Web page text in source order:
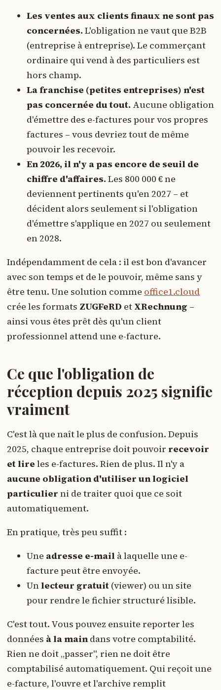
Les ventes aux clients finaux ne sont pas
concernées. L'obligation ne vaut que B2B
(entreprise à entreprise). Le commerçant
ordinaire qui vend à des particuliers est
hors champ.
La franchise (petites entreprises) n'est
pas concernée du tout. Aucune obligation
d'émettre des e-factures pour vos propres
factures – vous devriez tout de même
pouvoir les recevoir.
En 2026, il n'y a pas encore de seuil de
chiffre d'affaires. Les 800 000 € ne
deviennent pertinents qu'en 2027 – et
décident alors seulement si l'obligation
d'émettre s'applique en 2027 ou seulement
en 2028.
Indépendamment de cela : il est bon d'avancer
avec son temps et de le pouvoir, même sans y
être tenu. Une solution comme office1.cloud
crée les formats ZUGFeRD et XRechnung –
ainsi vous êtes prêt dès qu'un client
professionnel attend une e-facture.
Ce que l'obligation de
réception depuis 2025 signifie
vraiment
C'est là que naît le plus de confusion. Depuis
2025, chaque entreprise doit pouvoir recevoir
et lire les e-factures. Rien de plus. Il n'y a
aucune obligation d'utiliser un logiciel
particulier ni de traiter quoi que ce soit
automatiquement.
En pratique, très peu suffit :
Une adresse e-mail à laquelle une e-
facture peut être envoyée.
Unlecteur gratuit (viewer) ou un site
pour rendre le fichier structuré lisible.
C'est tout. Vous pouvez ensuite reporter les
données à la main dans votre comptabilité.
Rien ne doit „passer", rien ne doit être
comptabilisé automatiquement. Qui reçoit une
e-facture, l'ouvre et l'archive remplit